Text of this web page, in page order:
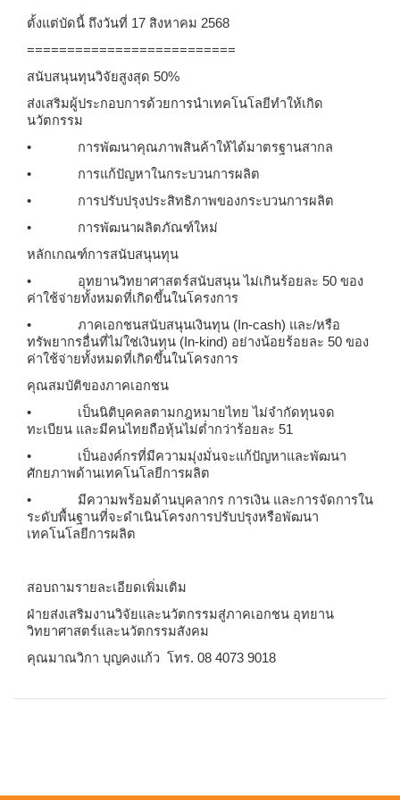
ตั้งแต่บัดนี้ ถึงวันที่ 17 สิงหาคม 2568
==========================
สนับสนุนทุนวิจัยสูงสุด 50%
ส่งเสริมผู้ประกอบการด้วยการนำเทคโนโลยีทำให้เกิด
นวัตกรรม
• การพัฒนาคุณภาพสินค้าให้ได้มาตรฐานสากล
• การแก้ปัญหาในกระบวนการผลิต
• การปรับปรุงประสิทธิภาพของกระบวนการผลิต
• การพัฒนาผลิตภัณฑ์ใหม่
หลักเกณฑ์การสนับสนุนทุน
• อุทยานวิทยาศาสตร์สนับสนุน ไม่เกินร้อยละ 50 ของ
ค่าใช้จ่ายทั้งหมดที่เกิดขึ้นในโครงการ
• ภาคเอกชนสนับสนุนเงินทุน (In-cash) และ/หรือ
ทรัพยากรอื่นที่ไม่ใช่เงินทุน (In-kind) อย่างน้อยร้อยละ 50 ของ
ค่าใช้จ่ายทั้งหมดที่เกิดขึ้นในโครงการ
คุณสมบัติของภาคเอกชน
• เป็นนิติบุคคลตามกฎหมายไทย ไม่จำกัดทุนจด
ทะเบียน และมีคนไทยถือหุ้นไม่ต่ำกว่าร้อยละ 51
• เป็นองค์กรที่มีความมุ่งมั่นจะแก้ปัญหาและพัฒนา
ศักยภาพด้านเทคโนโลยีการผลิต
• มีความพร้อมด้านบุคลากร การเงิน และการจัดการใน
ระดับพื้นฐานที่จะดำเนินโครงการปรับปรุงหรือพัฒนา
เทคโนโลยีการผลิต
สอบถามรายละเอียดเพิ่มเติม
ฝ่ายส่งเสริมงานวิจัยและนวัตกรรมสู่ภาคเอกชน อุทยาน
วิทยาศาสตร์และนวัตกรรมสังคม
คุณมาณวิกา บุญคงแก้ว โทร. 08 4073 9018